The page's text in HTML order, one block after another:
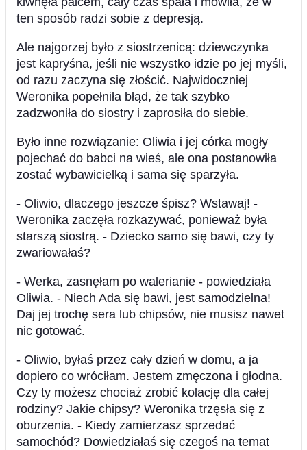
ten sposób radzi sobie z depresją.
Ale najgorzej było z siostrzenicą: dziewczynka
jest kapryśna, jeśli nie wszystko idzie po jej myśli,
od razu zaczyna się złościć. Najwidoczniej
Weronika popełniła błąd, że tak szybko
zadzwoniła do siostry i zaprosiła do siebie.
Było inne rozwiązanie: Oliwia i jej córka mogły
pojechać do babci na wieś, ale ona postanowiła
zostać wybawicielką i sama się sparzyła.
- Oliwio, dlaczego jeszcze śpisz? Wstawaj! -
Weronika zaczęła rozkazywać, ponieważ była
starszą siostrą. - Dziecko samo się bawi, czy ty
zwariowałaś?
- Werka, zasnęłam po walerianie - powiedziała
Oliwia. - Niech Ada się bawi, jest samodzielna!
Daj jej trochę sera lub chipsów, nie musisz nawet
nic gotować.
- Oliwio, byłaś przez cały dzień w domu, a ja
dopiero co wróciłam. Jestem zmęczona i głodna.
Czy ty możesz chociaż zrobić kolację dla całej
rodziny? Jakie chipsy? Weronika trzęsła się z
oburzenia. - Kiedy zamierzasz sprzedać
samochód? Dowiedziałaś się czegoś na temat